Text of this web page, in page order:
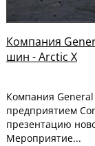
Компания
шин - Arctic X
Компания
предприятием
презентацию
Мероприятие...